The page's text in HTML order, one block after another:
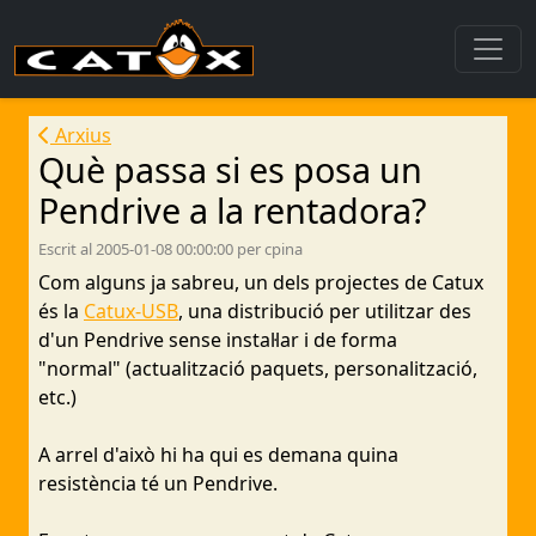
Arxius
Què passa si es posa un
Pendrive a la rentadora?
Escrit al 2005-01-08 00:00:00 per cpina
Com alguns ja sabreu, un dels projectes de Catux
és la Catux-USB, una distribució per utilitzar des
d'un Pendrive sense instal·lar i de forma
"normal" (actualització paquets, personalització,
etc.)
A arrel d'això hi ha qui es demana quina
resistència té un Pendrive.